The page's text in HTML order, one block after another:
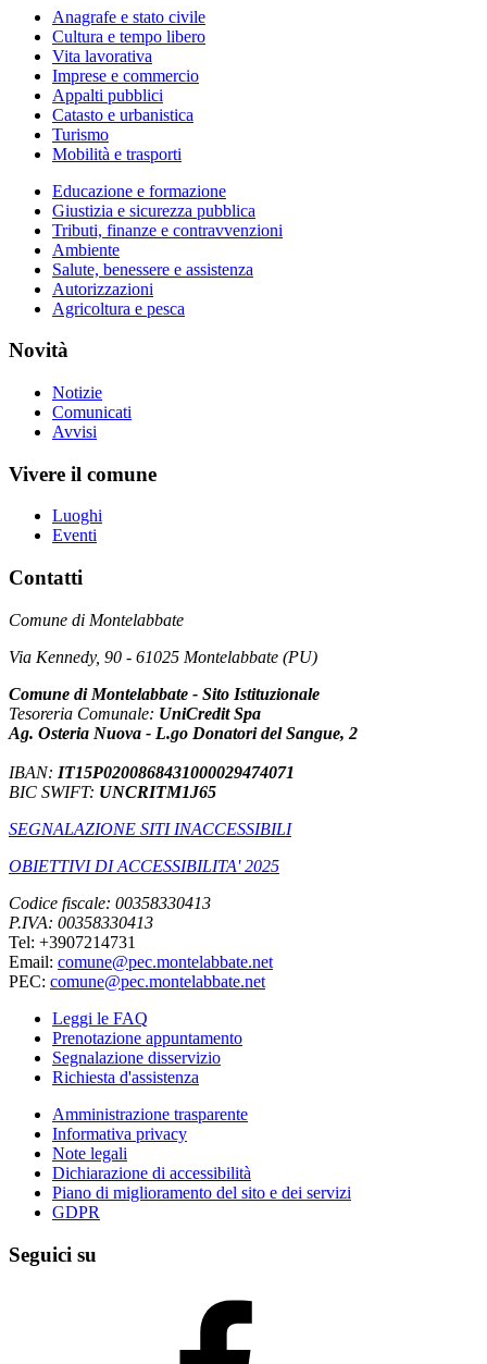
Anagrafe e stato civile
Cultura e tempo libero
Vita lavorativa
Imprese e commercio
Appalti pubblici
Catasto e urbanistica
Turismo
Mobilità e trasporti
Educazione e formazione
Giustizia e sicurezza pubblica
Tributi, finanze e contravvenzioni
Ambiente
Salute, benessere e assistenza
Autorizzazioni
Agricoltura e pesca
Novità
Notizie
Comunicati
Avvisi
Vivere il comune
Luoghi
Eventi
Contatti
Comune di Montelabbate
Via Kennedy, 90 - 61025 Montelabbate (PU)
Comune di Montelabbate - Sito Istituzionale
Tesoreria Comunale: UniCredit Spa
Ag. Osteria Nuova - L.go Donatori del Sangue, 2
IBAN: IT15P0200868431000029474071
BIC SWIFT: UNCRITM1J65
SEGNALAZIONE SITI INACCESSIBILI
OBIETTIVI DI ACCESSIBILITA' 2025
Codice fiscale: 00358330413
P.IVA: 00358330413
Tel: +3907214731
Email: comune@pec.montelabbate.net
PEC: comune@pec.montelabbate.net
Leggi le FAQ
Prenotazione appuntamento
Segnalazione disservizio
Richiesta d'assistenza
Amministrazione trasparente
Informativa privacy
Note legali
Dichiarazione di accessibilità
Piano di miglioramento del sito e dei servizi
GDPR
Seguici su